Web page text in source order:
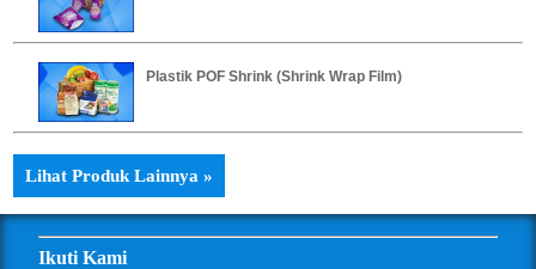
Plastik POF Shrink (Shrink Wrap Film)
Lihat Produk Lainnya »
Ikuti Kami